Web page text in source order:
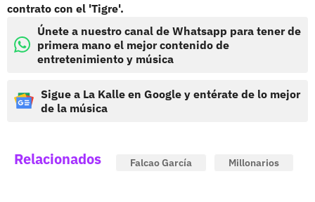
contrato con el 'Tigre'.
Únete a nuestro canal de Whatsapp para tener de
primera mano el mejor contenido de
entretenimiento y música
Sigue a La Kalle en Google y entérate de lo mejor
de la música
Relacionados Falcao García Millonarios